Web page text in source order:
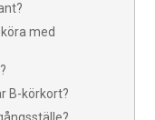
med
B-körkort?